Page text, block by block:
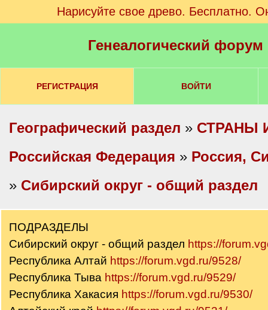
Нарисуйте свое древо. Бесплатно.
Генеалогический
РЕГИСТРАЦИЯ ВОЙТИ
Географический раздел » СТРАНЫ
Российская Федерация » Россия,
» Сибирский округ - общий раздел
ПОДРАЗДЕЛЫ
Сибирский округ - общий раздел https://
Республика Алтай https://forum.vgd.ru/9528/
Республика Тыва https://forum.vgd.ru/9529/
Республика Хакасия https://forum.vgd.ru/9530/